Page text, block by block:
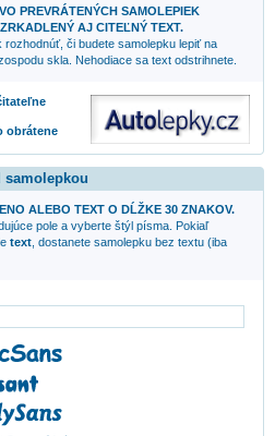
PREVRÁTENÝCH SAMOLEPIEK
AJ CITEĽNÝ TEXT.
rozhodnúť, či budete samolepku lepiť na
skla. Nehodiace sa text odstrihnete.
obrátene
samolepkou
ALEBO TEXT O DĹŽKE 30 ZNAKOV.
pole a vyberte štýl písma. Pokiaľ
text, dostanete samolepku bez textu (iba